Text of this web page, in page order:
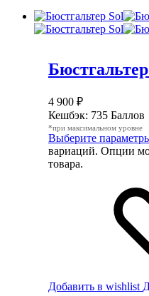
4 900 ₽
Кешбэк: 735 Баллов
*при максимальном уровне
Выберите
вариаций. Опции
товара.
Добавить в wishlist